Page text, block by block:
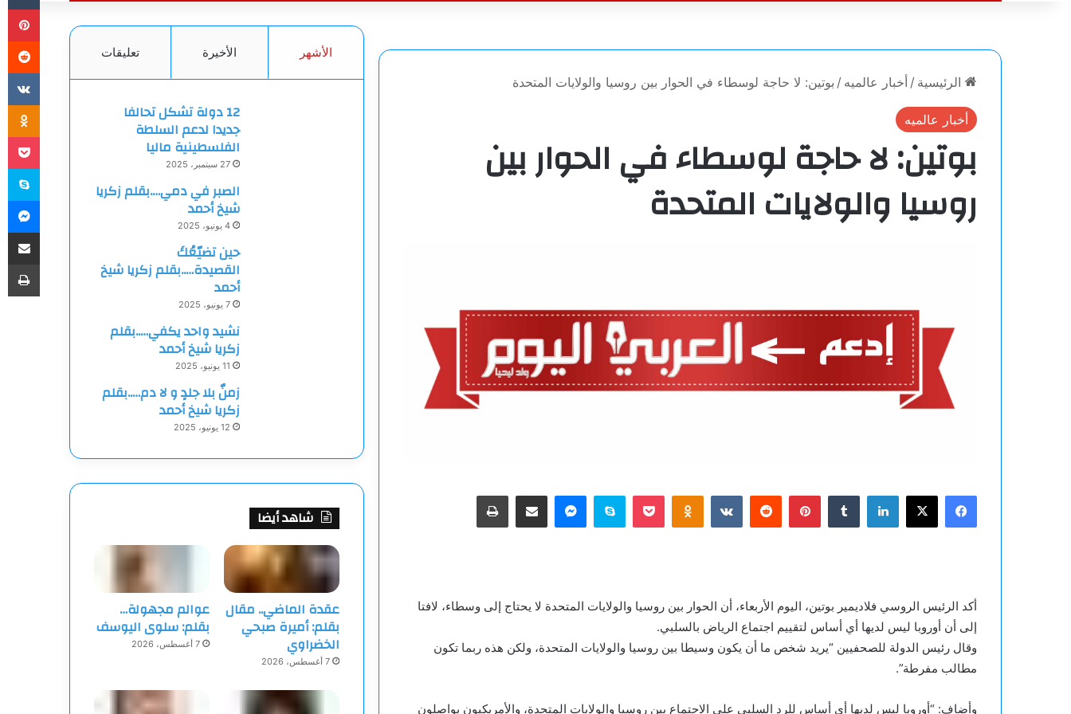
عن
الرئيسية / أخبار عالميه / بوتين: لا حاجة لوسطاء في الحوار بين روسيا والولايات المتحدة
أخبار عالميه
بوتين: لا حاجة لوسطاء في الحوار بين
روسيا والولايات المتحدة
فيسبوك
‫X لينكدإن بينتيريست Odnoklassniki
‫Pocketسكايبماسنجرمشاركة عبر البريد طباعة
أكد الرئيس الروسي فلاديمير بوتين، اليوم الأربعاء، أن الحوار بين روسيا والولايات المتحدة لا يحتاج إلى وسطاء، لافتا
إلى أن أوروبا ليس لديها أي أساس لتقييم اجتماع الرياض بالسلبي.
وقال رئيس الدولة للصحفيين “يريد شخص ما أن يكون وسيطا بين روسيا والولايات المتحدة، ولكن هذه ربما تكون
مطالب مفرطة”.
وأضاف: “أوروبا ليس لديها أي أساس للرد السلبي على الاجتماع بين روسيا والولايات المتحدة، والأمريكيون يواصلون
الأشهر الأخيرة تعليقات
12 دولة تشكل تحالفا
جديدا لدعم السلطة
الفلسطينية ماليا
27 سبتمبر، 2025
الصبر في دمي….بقلم زكريا
شيخ أحمد
4 يونيو، 2025
حين تضيّعُكَ
القصيدة…..بقلم زكريا شيخ
أحمد
7 يونيو، 2025
نشيد واحد يكفي…..بقلم
زكريا شيخ أحمد
11 يونيو، 2025
زمنٌ بلا جلدٍ و لا دم…..بقلم
زكريا شيخ أحمد
12 يونيو، 2025
شاهد أيضا
عقدة الماضي.. مقال
بقلم: أميرة صبحي
الخضراوي
7 أغسطس، 2026
عوالم مجهولة…
بقلم: سلوى اليوسف
7 أغسطس، 2026